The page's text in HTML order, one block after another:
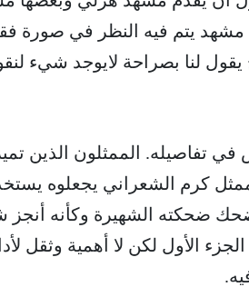
مشهد يتم فيه النظر في صورة
لنا بصراحة لايوجد شيء
تفاصيله. الممثلون الذين
كرم الشعراني يجعلوه
ضحكته الشهيرة وكأنه
الأول لكن لا أهمية وثقل